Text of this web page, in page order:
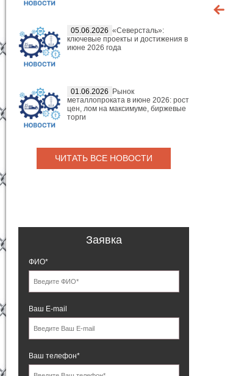
05.06.2026 «Северсталь»:
ключевые проекты и достижения в
июне 2026 года
01.06.2026
Рынок
металлопроката в июне 2026: рост
цен, лом на максимуме, биржевые
торги
ЧИТАТЬ ВСЕ НОВОСТИ
Заявка
ФИО*
Ваш E-mail
Ваш телефон*